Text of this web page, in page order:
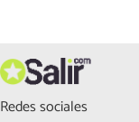
Redes sociales